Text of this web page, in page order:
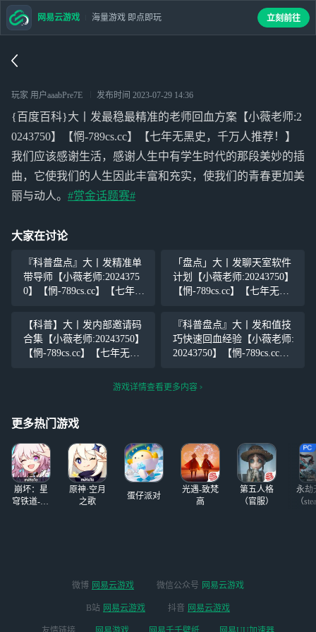
玩家 用户aaabPre7E 发布时间 2023-07-29 14:36
{百度百科}大丨发最稳最精准的老师回血方案【小薇老师:2
0243750】【惘-789cs.cc】【七年无黑史，千万人推荐！】
我们应该感谢生活，感谢人生中有学生时代的那段美妙的插
曲，它使我们的人生因此丰富和充实，使我们的青春更加美
丽与动人。 #赏金话题赛#
大家在讨论
『科普盘点』大丨发精准单
带导师【小薇老师:2024375
0】【惘-789cs.cc】【七年无
应该感谢生活，感谢人生中
有学生时代的那段美妙的插
曲，它使我们的人生因此丰
「盘点」大丨发聊天室软件
计划【小薇老师:20243750】
【惘-789cs.cc】【七年无黑
该感谢生活，感谢人生中有
学生时代的那段美妙的插
曲，它使我们的人生因此丰
【科普】大丨发内部邀请码
合集【小薇老师:20243750】
【惘-789cs.cc】【七年无黑
该感谢生活，感谢人生中有
富和充实，使我
『科普盘点』大丨发和值技
巧快速回血经验【小薇老师:
20243750】【惘-789cs.cc】
荐！】我们应该感谢生活，
游戏详情查看更多内容
更多热门游戏
崩坏：星
穹铁道-4.4
原神·空月
之歌
蛋仔派对
光遇-致梵
高
第五人格
（官服）
永劫
（
网易云游戏 海量游戏 即点即玩 立刻前往
微博 网易云游戏 微信公众号 网易云游戏
B站 网易云游戏 抖音 网易云游戏